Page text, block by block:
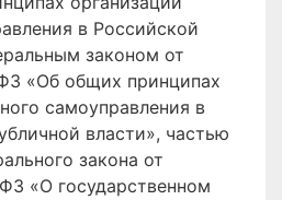
в Российской
законом от
«Об общих принципах
самоуправления в
власти», частью
закона от
«О государственном